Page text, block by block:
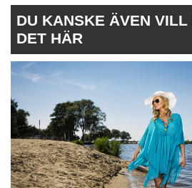
DU KANSKE ÄVEN VILL
DET HÄR